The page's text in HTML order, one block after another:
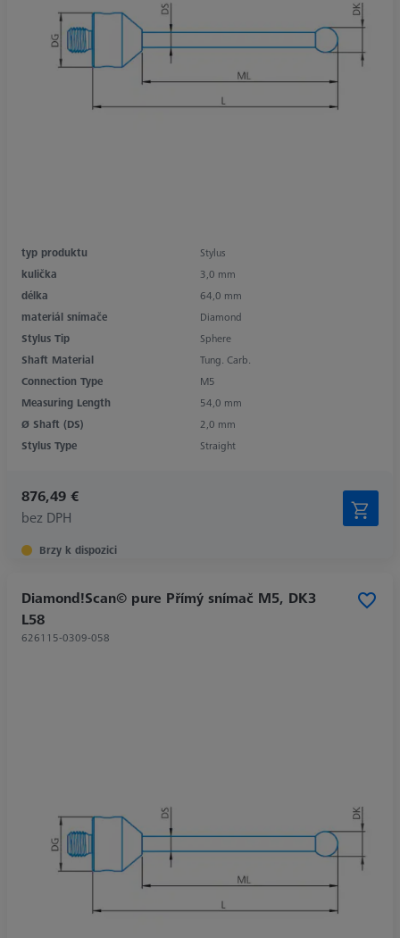
typ produktu
Stylus
kulička
3,0 mm
délka
64,0 mm
materiál snímače
Diamond
Stylus Tip
Sphere
Shaft Material
Tung. Carb.
Connection Type
M5
Measuring Length
54,0 mm
Ø Shaft (DS)
2,0 mm
Stylus Type
Straight
876,49 €
bez DPH
Brzy k dispozici
Diamond!Scan© pure Přímý snímač M5, DK3
L58
626115-0309-058